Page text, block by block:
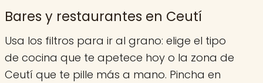
Bares y restaurantes en Ceutí
Usa los filtros para ir al grano: elige el tipo
de cocina que te apetece hoy o la zona de
Ceutí que te pille más a mano. Pincha en